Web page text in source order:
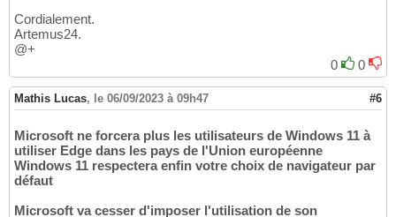
Cordialement.
Artemus24.
@+
0
0
Mathis Lucas, le 06/09/2023 à 09h47 #6
Microsoft ne forcera plus les utilisateurs de Windows 11 à
utiliser Edge dans les pays de l'Union européenne
Windows 11 respectera enfin votre choix de navigateur par
défaut
Microsoft va cesser d'imposer l'utilisation de son